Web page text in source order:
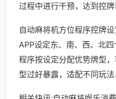
过程中进行干预，达到控牌
自动麻将机方位程序控牌
APP设定东、南、西、北四
程序按设定分配优势牌型
型过好暴露，适配不同玩法